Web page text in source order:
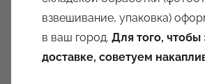
взвешивание, упаковка)
в ваш город. Для того, чтобы
доставке, советуем